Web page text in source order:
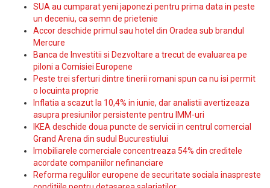
SUA au cumparat yeni japonezi pentru prima data in peste
un deceniu, ca semn de prietenie
Accor deschide primul sau hotel din Oradea sub brandul
Mercure
Banca de Investitii si Dezvoltare a trecut de evaluarea pe
piloni a Comisiei Europene
Peste trei sferturi dintre tinerii romani spun ca nu isi permit
o locuinta proprie
Inflatia a scazut la 10,4% in iunie, dar analistii avertizeaza
asupra presiunilor persistente pentru IMM-uri
IKEA deschide doua puncte de servicii in centrul comercial
Grand Arena din sudul Bucurestiului
Imobiliarele comerciale concentreaza 54% din creditele
acordate companiilor nefinanciare
Reforma regulilor europene de securitate sociala inaspreste